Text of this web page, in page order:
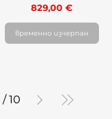
Цена
829,00 €
временно изчерпан
/ 10